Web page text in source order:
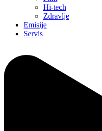
Hi-tech
Zdravlje
Emisije
Servis